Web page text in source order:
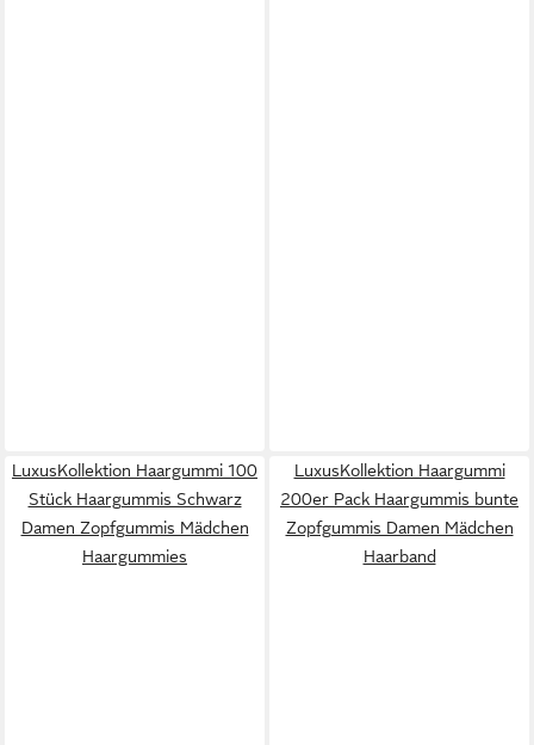
LuxusKollektion Haargummi 100
Stück Haargummis Schwarz
Damen Zopfgummis Mädchen
Haargummies
LuxusKollektion Haargummi
200er Pack Haargummis bunte
Zopfgummis Damen Mädchen
Haarband